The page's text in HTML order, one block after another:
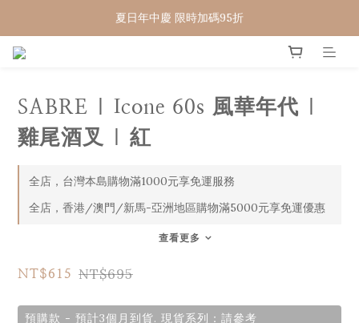
WELCOME 🇨🇵  法國畢耶餐廚
WELCOME 🇨🇵  法國畢耶餐廚
SABRE | Icone 60s 風華年代 |
雞尾酒叉 | 紅
全店，台灣本島購物滿1000元享免運服務
全店，香港/澳門/新馬-亞洲地區購物滿5000元享免運優惠
查看更多
NT$615 NT$695
預購款 - 預計3個月到貨. 現貨系列：請參考